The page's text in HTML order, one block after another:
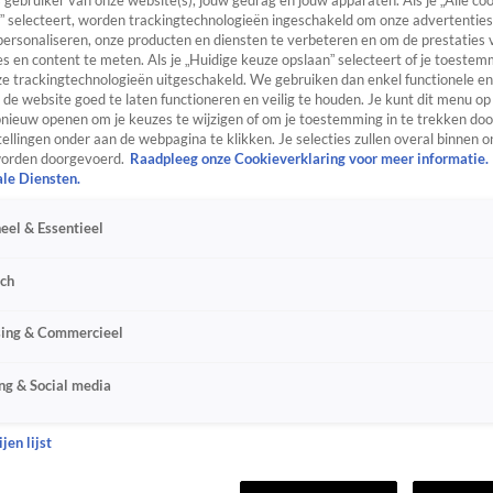
selecteert, worden trackingtechnologieën ingeschakeld om onze
onze producten en diensten te verbeteren en om de prestaties
en content te meten. Als je „Huidige keuze opslaan” selecteert of je
trackingtechnologieën uitgeschakeld. We gebruiken dan enkel functionele
de website goed te laten functioneren en veilig te houden. Je kunt dit menu
openen om je keuzes te wijzigen of om je toestemming in te trekken
onder aan de webpagina te klikken. Je selecties zullen overal binnen
doorgevoerd. Raadpleeg onze Cookieverklaring voor meer informatie.
Diensten.
& Essentieel
& Commercieel
& Social media
lijst